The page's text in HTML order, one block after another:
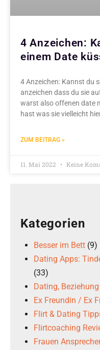
4 Anzeichen:
einem Date
4 Anzeichen: Kannst du
anzeichen dass du sie
warst also offenen date
hast was sie vielleicht
ZUM BEITRAG »
11. Mai 2022 Keine
Kategorien
Besser im Bett (9)
Dating Apps:
(33)
Dating,
Ex Freundin / Ex
Flirt & Dating
Flirtcoaching
Frauen